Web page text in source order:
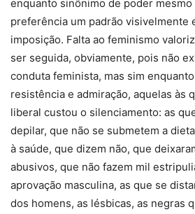
enquanto sinônimo de poder mesmo
preferência um padrão visivelmente
imposição. Falta ao feminismo
ser seguida, obviamente, pois não
conduta feminista, mas sim
resistência e admiração, aquelas às
liberal custou o silenciamento: as
depilar, que não se submetem a
à saúde, que dizem não, que
abusivos, que não fazem mil
aprovação masculina, as que se
dos homens, as lésbicas, as negras